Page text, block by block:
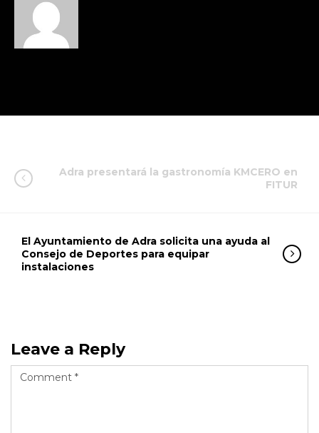
Adra presentará la gastronomía KMCERO en
FITUR
El Ayuntamiento de Adra solicita una ayuda al
Consejo de Deportes para equipar
instalaciones
Leave a Reply